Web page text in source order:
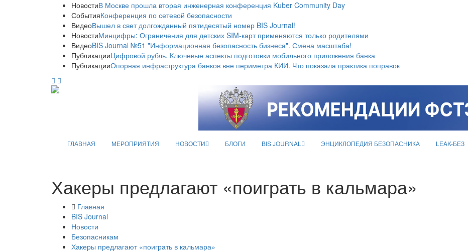
НовостиВ Москве прошла вторая инженерная конференция Kuber Community Day
СобытияКонференция по сетевой безопасности
ВидеоВышел в свет долгожданный пятидесятый номер BIS Journal!
НовостиМинцифры: Ограничения для детских SIM-карт применяются только родителями
ВидеоBIS Journal №51 "Информационная безопасность бизнеса". Смена масштаба!
ПубликацииЦифровой рубль. Ключевые аспекты подготовки мобильного приложения банка
ПубликацииОпорная инфраструктура банков вне периметра КИИ. Что показала практика поправок
ГЛАВНАЯ МЕРОПРИЯТИЯ НОВОСТИ БЛОГИ BIS JOURNAL ЭНЦИКЛОПЕДИЯ БЕЗОПАСНИКА LEAK-БЕЗ
Хакеры предлагают «поиграть в кальмара»
Главная
BIS Journal
Новости
Безопасникам
Хакеры предлагают «поиграть в кальмара»